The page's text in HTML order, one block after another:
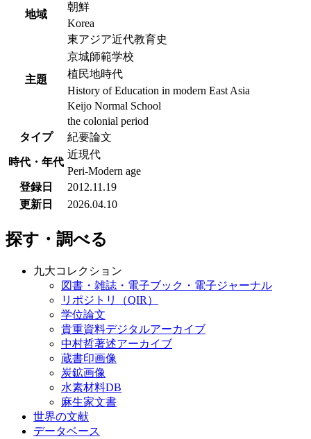
地域
朝鮮
Korea
主題
東アジア近代教育史
京城師範学校
植民地時代
History of Education in modern East Asia
Keijo Normal School
the colonial period
タイプ
紀要論文
時代・年代
近現代
Peri-Modern age
登録日
2012.11.19
更新日
2026.04.10
探す・調べる
九大コレクション
図書・雑誌・電子ブック・電子ジャーナル
リポジトリ（QIR）
学位論文
貴重資料デジタルアーカイブ
中村哲著述アーカイブ
蔵書印画像
炭鉱画像
水素材料DB
麻生家文書
世界の文献
データベース